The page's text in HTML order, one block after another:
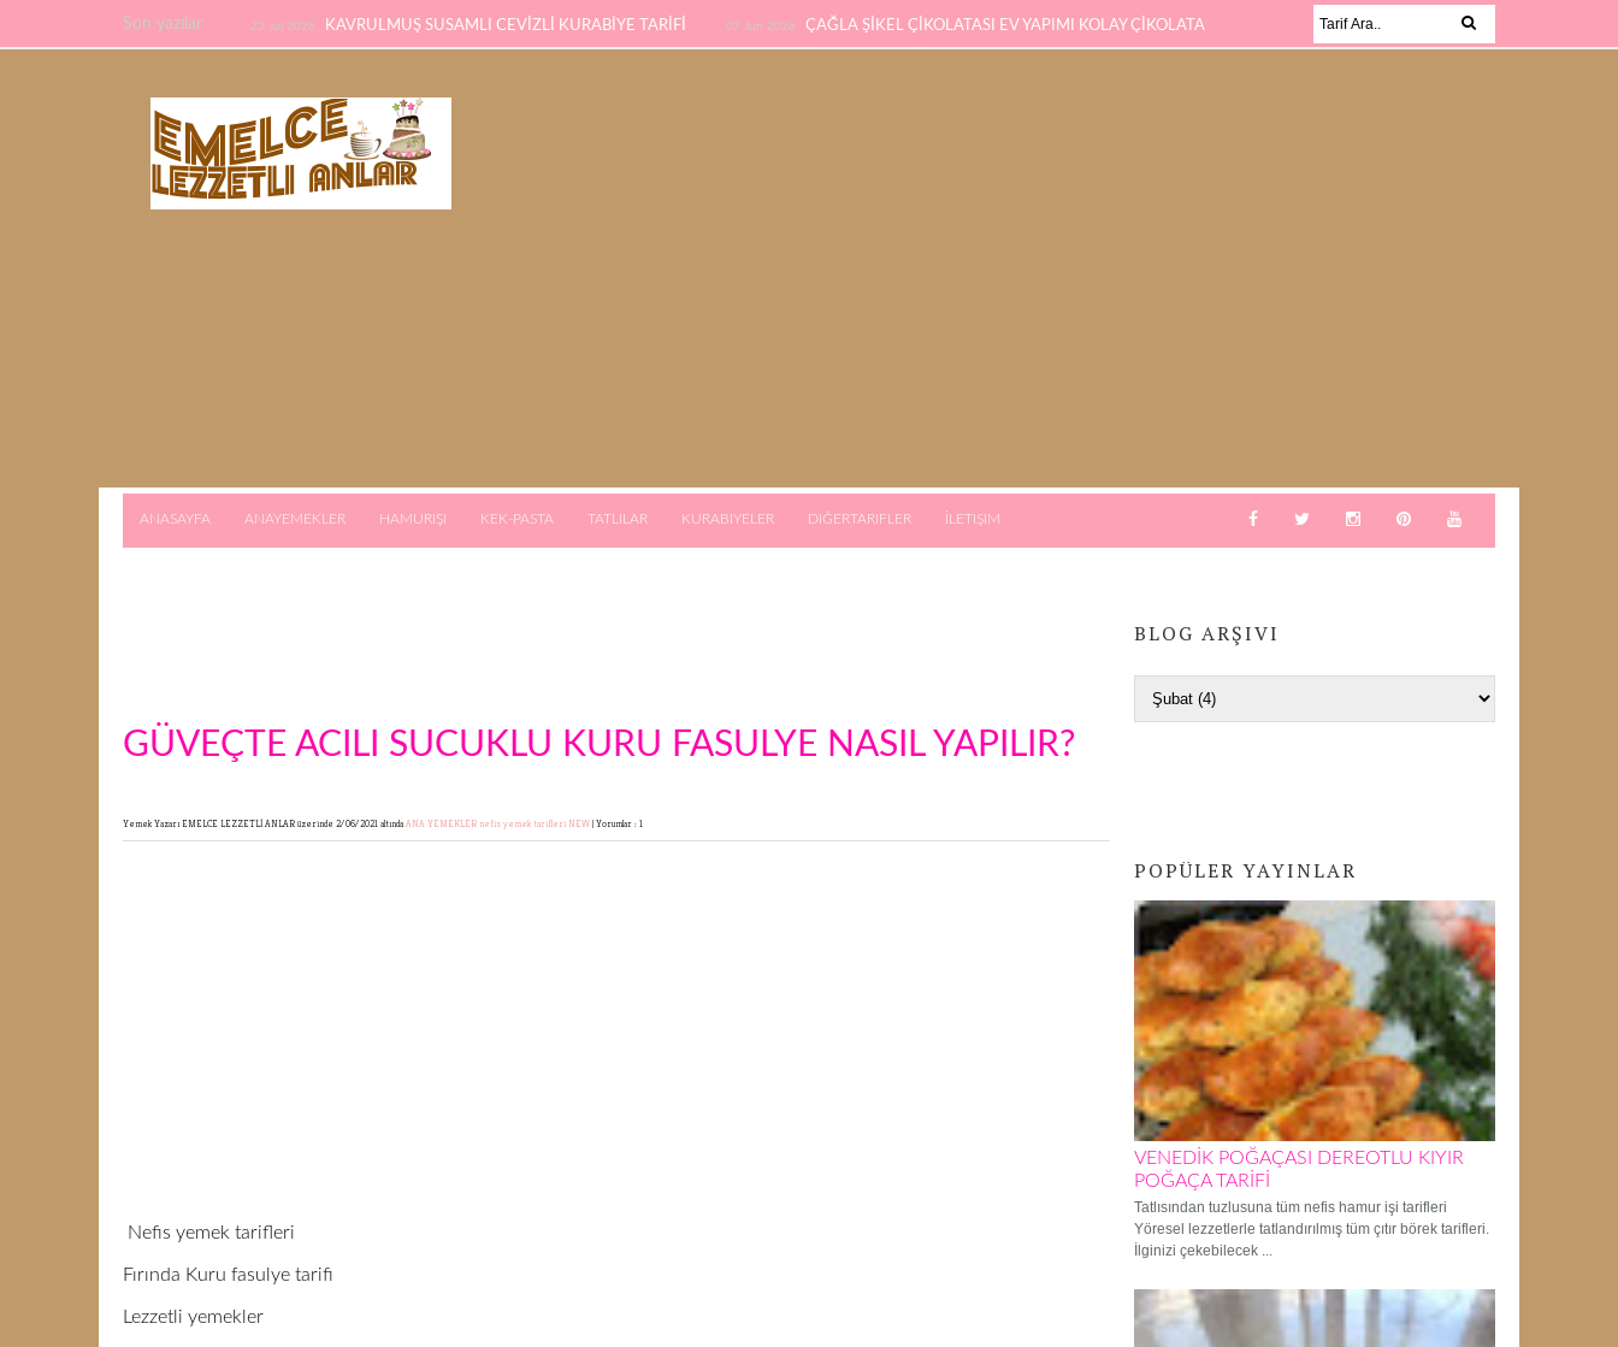
Son yazılar 23 Jul 2026 KAVRULMUŞ SUSAMLI CEVİZLİ KURABİYE TARİFİ 07 Jun 2026 ÇAĞLA ŞİKEL ÇİKOLATASI EV YAPIMI KOLAY ÇİKOLATA
ANASAYFA ANAYEMEKLER HAMURIŞI KEK-PASTA TATLILAR KURABIYELER DIĞERTARIFLER İLETIŞIM
GÜVEÇTE ACILI SUCUKLU KURU FASULYE NASIL YAPILIR?
Yemek Yazarı EMELCE LEZZETLİ ANLARüzerinde 2/06/2021 altında ANA YEMEKLER nefis yemek tarifleri NEW | Yorumlar : 1
Nefis yemek tarifleri
Fırında Kuru fasulye tarifi
Lezzetli yemekler
BLOG ARŞIVI
POPÜLER YAYINLAR
VENEDİK POĞAÇASI DEREOTLU KIYIR
POĞAÇA TARİFİ
Tatlısından tuzlusuna tüm nefis hamur işi tarifleri
Yöresel lezzetlerle tatlandırılmış tüm çıtır börek tarifleri.
İlginizi çekebilecek ...